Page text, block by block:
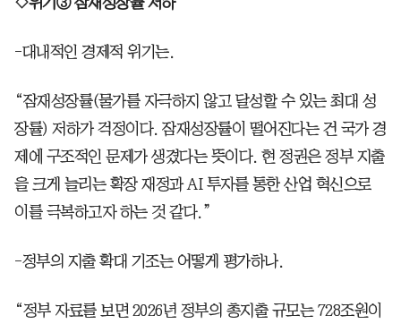
-대내적인 경제적 위기는.
“잠재성장률(물가를 자극하지 않고 달성할 수 있는 최대 성
장률) 저하가 걱정이다. 잠재성장률이 떨어진다는 건 국가 경
제에 구조적인 문제가 생겼다는 뜻이다. 현 정권은 정부 지출
을 크게 늘리는 확장 재정과 AI 투자를 통한 산업 혁신으로
이를 극복하고자 하는 것 같다.”
-정부의 지출 확대 기조는 어떻게 평가하나.
“정부 자료를 보면 2026년 정부의 총지출 규모는 728조원이